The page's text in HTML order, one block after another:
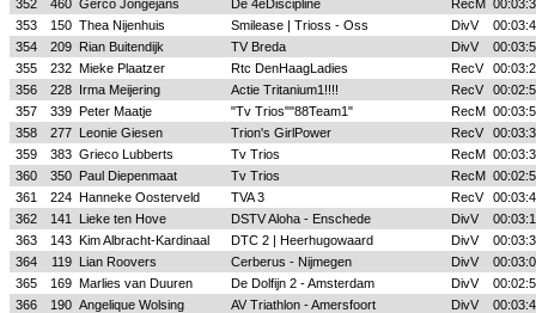
352
460 Gerco Jongejans De 4eDiscipline RecM
353
150 Thea Nijenhuis Smilease | Trioss - Oss DivV
354
209 Rian Buitendijk TV Breda DivV
355
232 Mieke Plaatzer Rtc DenHaagLadies RecV
356
228 Irma Meijering Actie Tritanium1!!!! RecV
357
339 Peter Maatje "Tv Trios""88Team1" RecM
358
277 Leonie Giesen Trion's GirlPower RecV
359
383 Grieco Lubberts Tv Trios RecM
360
350 Paul Diepenmaat Tv Trios RecM
361
224 Hanneke Oosterveld TVA 3 RecV
362
141 Lieke ten Hove DSTV Aloha - Enschede DivV
363
143 Kim Albracht-Kardinaal DTC 2 | Heerhugowaard DivV
364
119 Lian Roovers Cerberus - Nijmegen DivV
365
169 Marlies van Duuren De Dolfijn 2 - Amsterdam DivV
366
190 Angelique Wolsing AV Triathlon - Amersfoort DivV